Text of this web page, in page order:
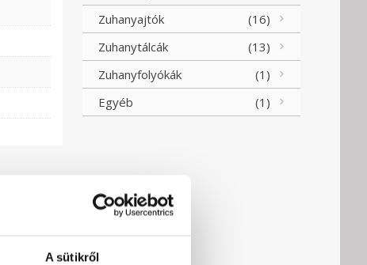
A sütikről
Zuhanyajtók
(16)
Zuhanytálcák
(13)
Zuhanyfolyókák
(1)
Egyéb
(1)